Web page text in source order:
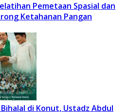
Pemetaan Spasial dan
Ketahanan Pangan
di Konut, Ustadz Abdul